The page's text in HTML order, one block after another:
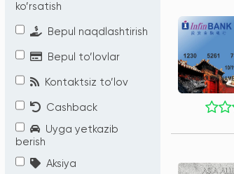
ko’rsatish
Bepul naqdlashtirish
Bepul to’lovlar
Kontaktsiz to’lov
Cashback
Uyga yetkazib
berish
Aksiya